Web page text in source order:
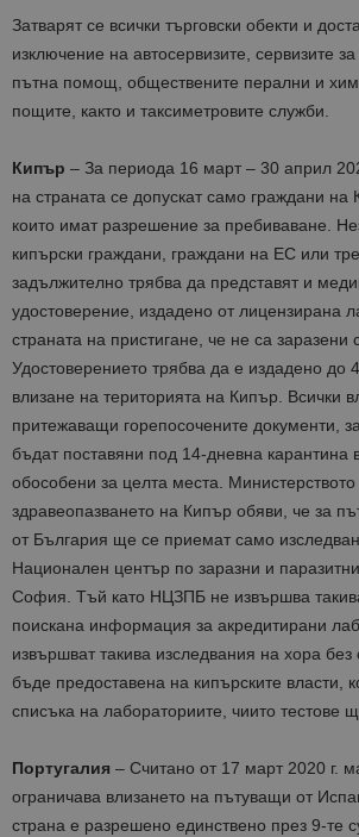
Затварят се всички търговски обекти и
изключение на автосервизите, сервизите
пътна помощ, обществените перални и
пощите, както и таксиметровите служби.
Кипър – За периода 16 март – 30 април
на страната се допускат само граждани на
които имат разрешение за пребиваване.
кипърски граждани, граждани на ЕС или
задължително трябва да представят и
удостоверение, издадено от лицензирана
страната на пристигане, че не са заразени
Удостоверението трябва да е издадено до
влизане на територията на Кипър. Всички
притежаващи горепосочените документи,
бъдат поставяни под 14-дневна карантина
обособени за целта места.
здравеопазването на Кипър обяви, че за
от България ще се приемат само
Национален център по заразни и
София. Тъй като НЦЗПБ не извършва
поискана информация за акредитирани
извършват такива изследвания на хора
бъде предоставена на кипърските власти,
списъка на лабораториите, чиито тестове
Португалия – Считано от 17 март 2020 г.
ограничава влизането на пътуващи от
страна е разрешено единствено през 9-те